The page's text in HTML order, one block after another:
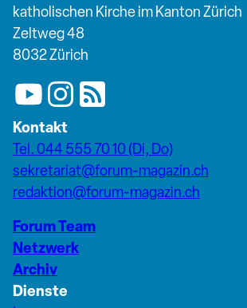
katholischen Kirche im Kanton Zürich
Zeltweg 48
8032 Zürich
Kontakt
Tel. 044 555 70 10 (Di, Do)
sekretariat@forum-magazin.ch
redaktion@forum-magazin.ch
Forum Team
Netzwerk
Archiv
Dienste